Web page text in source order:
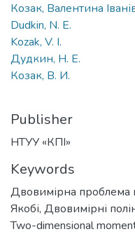
Козак, Валентина
Dudkin, N. E.
Kozak, V. I.
Дудкин, Н. Е.
Козак, В. И.
Publisher
НТУУ «КПІ»
Keywords
Двовимірна проблема
Якобі, Двовимірні
Two-dimensional